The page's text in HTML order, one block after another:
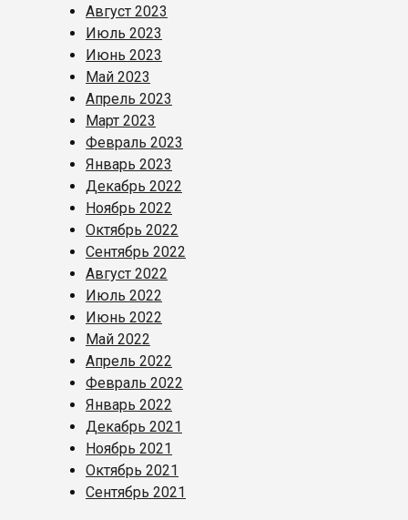
Август 2023
Июль 2023
Июнь 2023
Май 2023
Апрель 2023
Март 2023
Февраль 2023
Январь 2023
Декабрь 2022
Ноябрь 2022
Октябрь 2022
Сентябрь 2022
Август 2022
Июль 2022
Июнь 2022
Май 2022
Апрель 2022
Февраль 2022
Январь 2022
Декабрь 2021
Ноябрь 2021
Октябрь 2021
Сентябрь 2021